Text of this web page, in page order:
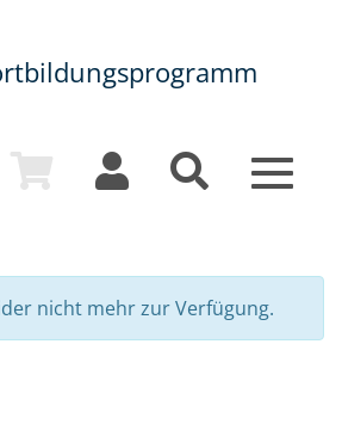
Toggle
nicht mehr zur Verfügung.